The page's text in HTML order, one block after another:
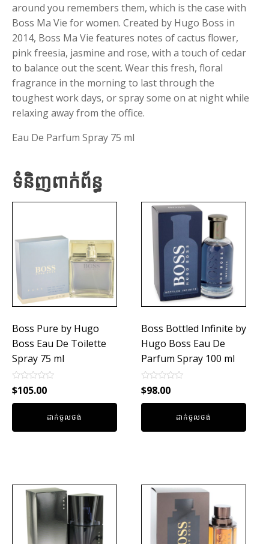
around you remembers them, which is the case with
Boss Ma Vie for women. Created by Hugo Boss in
2014, Boss Ma Vie features notes of cactus flower,
pink freesia, jasmine and rose, with a touch of cedar
to balance out the scent. Wear this fresh, floral
fragrance in the morning to last through the
toughest work days, or spray some on at night while
relaxing away from the office.
Eau De Parfum Spray 75 ml
ទំនិញពាក់ព័ន្ធ
Boss Pure by Hugo
Boss Eau De Toilette
Spray 75 ml
Rated
0
out
$105.00
ដាក់ចូលថង់
Boss Bottled Infinite by
Hugo Boss Eau De
Parfum Spray 100 ml
Rated
0
out
$98.00
ដាក់ចូលថង់